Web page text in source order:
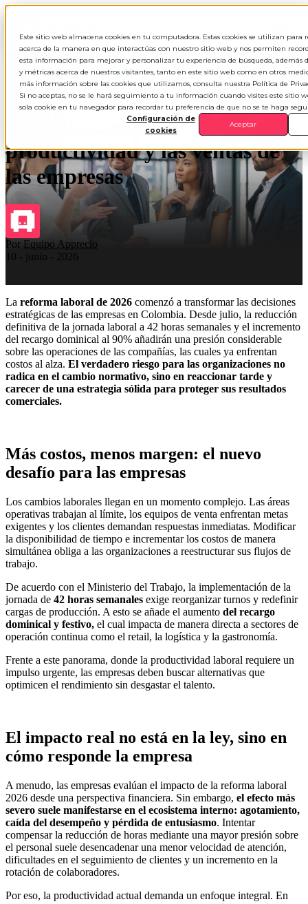
Este sitio web almacena cookies en tu computadora. Estas cookies se utilizan para
acerca de la manera en que interactúas con nuestro sitio web y nos permiten
esta información para mejorar y personalizar tu experiencia de búsqueda, además
y métricas acerca de nuestros visitantes, tanto en este sitio web como en otros
más información sobre las cookies que utilizamos, consulta nuestra Política de
Si no aceptas, no se le hará seguimiento a tu información cuando visites este sitio
sola cookie en tu navegador para recordar tu preferencia de que no se te haga
Configuración de
cookies
Aceptar
Reforma laboral 2026 en
Colombia: el impacto real en la
productividad y las ventas de
las empresas
Por Equipo Apprecio
10 - junio - 2026
La reforma laboral de 2026 comenzó a transformar las decisiones
estratégicas de las empresas en Colombia. Desde julio, la reducción
definitiva de la jornada laboral a 42 horas semanales y el incremento
del recargo dominical al 90% añadirán una presión considerable
sobre las operaciones de las compañías, las cuales ya enfrentan
costos al alza. El verdadero riesgo para las organizaciones no
radica en el cambio normativo, sino en reaccionar tarde y
carecer de una estrategia sólida para proteger sus resultados
comerciales.
Más costos, menos margen: el nuevo
desafío para las empresas
Los cambios laborales llegan en un momento complejo. Las áreas
operativas trabajan al límite, los equipos de venta enfrentan metas
exigentes y los clientes demandan respuestas inmediatas. Modificar
la disponibilidad de tiempo e incrementar los costos de manera
simultánea obliga a las organizaciones a reestructurar sus flujos de
trabajo.
De acuerdo con el Ministerio del Trabajo, la implementación de la
jornada de 42 horas semanales exige reorganizar turnos y redefinir
cargas de producción. A esto se añade el aumento del recargo
dominical y festivo, el cual impacta de manera directa a sectores de
operación continua como el retail, la logística y la gastronomía.
Frente a este panorama, donde la productividad laboral requiere un
impulso urgente, las empresas deben buscar alternativas que
optimicen el rendimiento sin desgastar el talento.
El impacto real no está en la ley, sino en
cómo responde la empresa
A menudo, las empresas evalúan el impacto de la reforma laboral
2026 desde una perspectiva financiera. Sin embargo, el efecto más
severo suele manifestarse en el ecosistema interno: agotamiento,
caída del desempeño y pérdida de entusiasmo. Intentar
compensar la reducción de horas mediante una mayor presión sobre
el personal suele desencadenar una menor velocidad de atención,
dificultades en el seguimiento de clientes y un incremento en la
rotación de colaboradores.
Por eso, la productividad actual demanda un enfoque integral. En